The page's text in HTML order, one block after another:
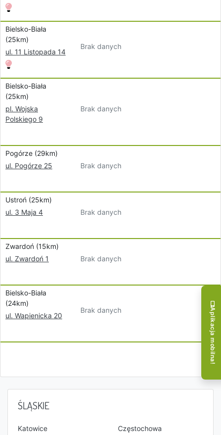
Bielsko-Biała
(25km)
ul. 11 Listopada 14
Brak danych
Bielsko-Biała
(25km)
pl. Wojska
Polskiego 9
Brak danych
Pogórze (29km)
ul. Pogórze 25
Brak danych
Ustroń (25km)
ul. 3 Maja 4
Brak danych
Zwardoń (15km)
ul. Zwardoń 1
Brak danych
Bielsko-Biała
(24km)
ul. Wapienicka 20
Brak danych
ŚLĄSKIE
Katowice
Częstochowa
Aplikacja mobilna!